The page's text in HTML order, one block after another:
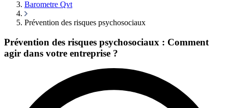
Barometre Qvt
Prévention des risques psychosociaux
Prévention des risques psychosociaux : Comment
agir dans votre entreprise ?